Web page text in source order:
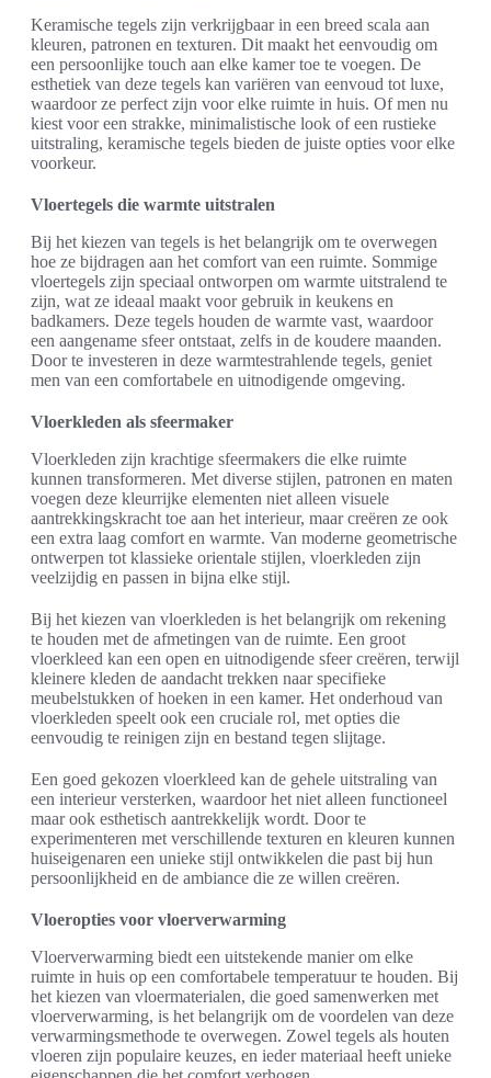
Keramische tegels zijn verkrijgbaar in een breed scala aan
kleuren, patronen en texturen. Dit maakt het eenvoudig om
een persoonlijke touch aan elke kamer toe te voegen. De
esthetiek van deze tegels kan variëren van eenvoud tot luxe,
waardoor ze perfect zijn voor elke ruimte in huis. Of men nu
kiest voor een strakke, minimalistische look of een rustieke
uitstraling, keramische tegels bieden de juiste opties voor elke
voorkeur.
Vloertegels die warmte uitstralen
Bij het kiezen van tegels is het belangrijk om te overwegen
hoe ze bijdragen aan het comfort van een ruimte. Sommige
vloertegels zijn speciaal ontworpen om warmte uitstralend te
zijn, wat ze ideaal maakt voor gebruik in keukens en
badkamers. Deze tegels houden de warmte vast, waardoor
een aangename sfeer ontstaat, zelfs in de koudere maanden.
Door te investeren in deze warmtestrahlende tegels, geniet
men van een comfortabele en uitnodigende omgeving.
Vloerkleden als sfeermaker
Vloerkleden zijn krachtige sfeermakers die elke ruimte
kunnen transformeren. Met diverse stijlen, patronen en maten
voegen deze kleurrijke elementen niet alleen visuele
aantrekkingskracht toe aan het interieur, maar creëren ze ook
een extra laag comfort en warmte. Van moderne geometrische
ontwerpen tot klassieke orientale stijlen, vloerkleden zijn
veelzijdig en passen in bijna elke stijl.
Bij het kiezen van vloerkleden is het belangrijk om rekening
te houden met de afmetingen van de ruimte. Een groot
vloerkleed kan een open en uitnodigende sfeer creëren, terwijl
kleinere kleden de aandacht trekken naar specifieke
meubelstukken of hoeken in een kamer. Het onderhoud van
vloerkleden speelt ook een cruciale rol, met opties die
eenvoudig te reinigen zijn en bestand tegen slijtage.
Een goed gekozen vloerkleed kan de gehele uitstraling van
een interieur versterken, waardoor het niet alleen functioneel
maar ook esthetisch aantrekkelijk wordt. Door te
experimenteren met verschillende texturen en kleuren kunnen
huiseigenaren een unieke stijl ontwikkelen die past bij hun
persoonlijkheid en de ambiance die ze willen creëren.
Vloeropties voor vloerverwarming
Vloerverwarming biedt een uitstekende manier om elke
ruimte in huis op een comfortabele temperatuur te houden. Bij
het kiezen van vloermaterialen, die goed samenwerken met
vloerverwarming, is het belangrijk om de voordelen van deze
verwarmingsmethode te overwegen. Zowel tegels als houten
vloeren zijn populaire keuzes, en ieder materiaal heeft unieke